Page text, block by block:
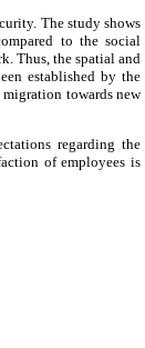
The study shows
to the social
Thus, the spatial and
established by the
towards new
regarding the
of employees is